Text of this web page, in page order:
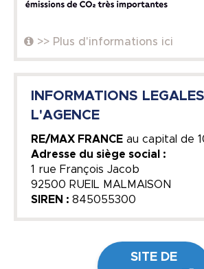
>> Plus d'informations ici
INFORMATIONS
L'AGENCE
RE/MAX FRANCE au capital de
Adresse du siège social :
1 rue François Jacob
92500 RUEIL MALMAISON
SIREN : 845055300
SITE DE